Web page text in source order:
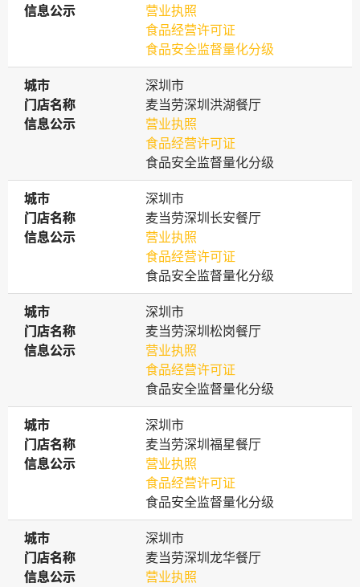
信息公示
信息公示
营业执照
食品经营许可证
食品安全监督量化分级
城市
城市
深圳市
门店名称
门店名称
麦当劳深圳洪湖餐厅
信息公示
信息公示
营业执照
食品经营许可证
食品安全监督量化分级
城市
城市
深圳市
门店名称
门店名称
麦当劳深圳长安餐厅
信息公示
信息公示
营业执照
食品经营许可证
食品安全监督量化分级
城市
城市
深圳市
门店名称
门店名称
麦当劳深圳松岗餐厅
信息公示
信息公示
营业执照
食品经营许可证
食品安全监督量化分级
城市
城市
深圳市
门店名称
门店名称
麦当劳深圳福星餐厅
信息公示
信息公示
营业执照
食品经营许可证
食品安全监督量化分级
城市
城市
深圳市
门店名称
门店名称
麦当劳深圳龙华餐厅
信息公示
信息公示
营业执照